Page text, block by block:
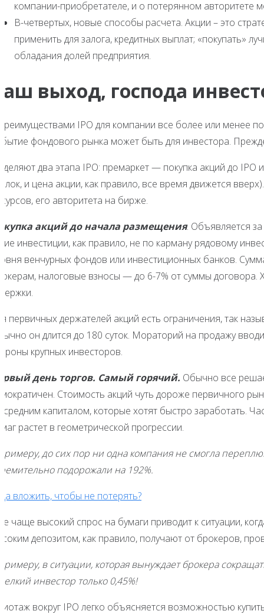
компании-приобретателе, и о потерянном авторитете
В-четвертых, новые способы расчета. Акции – это
применить для залога, кредитных выплат; «покупать»
обладания долей предприятия.
выход, господа
IPO для компании все более или менее
фондового рынка может быть для инвестора.
два этапа IPO: премаркет — покупка акций до
и цена акции, как правило, все время движется
его авторитета на бирже.
акций до начала размещения. Объявляется
инвестиции, как правило, не по карману рядовому
венчурных фондов или инвестиционных банков.
налоговые взносы — до 6-7% от суммы договора.
первичных держателей акций есть ограничения, так
он длится до 180 суток. Мораторий на продажу
крупных инвесторов.
день торгов. Самый горячий. Обычно все
Стоимость акций чуть дороже первичного
средним капиталом, которые хотят быстро заработать.
растет в геометрической прогрессии.
до сих пор ни одна компания не смогла
подорожали на 192%.
вложить, чтобы не потерять?
чаще высокий спрос на бумаги приводит к ситуации,
депозитом, как правило, получают от брокеров,
в ситуации, которая вынуждает брокера
инвестор только 0,45%!
вокруг IPO легко объясняется возможностью